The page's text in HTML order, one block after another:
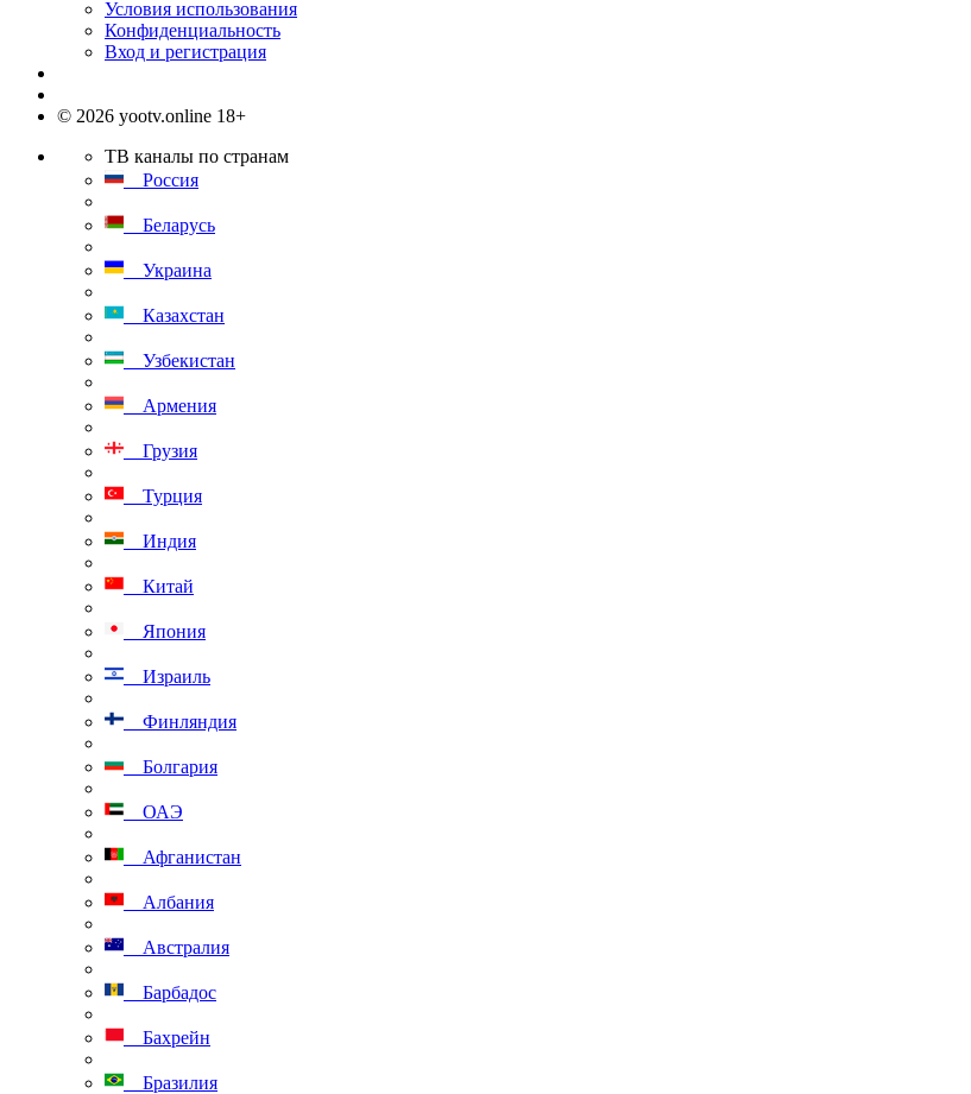
Условия использования
Конфиденциальность
Вход и регистрация
© 2026 yootv.online 18+
ТВ каналы по странам
Россия
Беларусь
Украина
Казахстан
Узбекистан
Армения
Грузия
Турция
Индия
Китай
Япония
Израиль
Финляндия
Болгария
ОАЭ
Афганистан
Албания
Австралия
Барбадос
Бахрейн
Бразилия